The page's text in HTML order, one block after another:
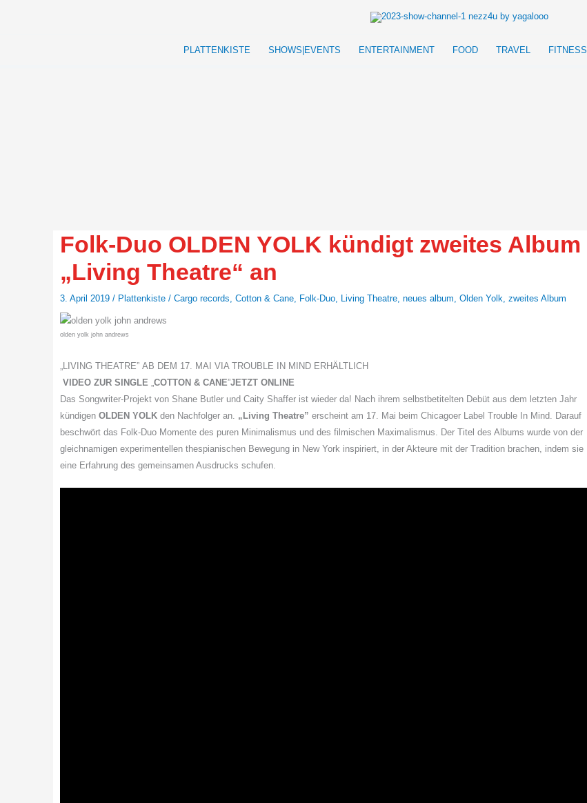
PLATTENKISTE
SHOWS|EVENTS ENTERTAINMENT FOOD TRAVEL FITNESS
Folk-Duo OLDEN YOLK kündigt zweites Album
„Living Theatre“ an
3. April 2019 / Plattenkiste / Cargo records, Cotton & Cane, Folk-Duo, Living Theatre, neues album, Olden Yolk, zweites Album
olden yolk john andrews
„LIVING THEATRE” AB DEM 17. MAI VIA TROUBLE IN MIND ERHÄLTLICH
VIDEO ZUR SINGLE COTTON & CANE”JETZT ONLINE
Das Songwriter-Projekt von Shane Butler und Caity Shaffer ist wieder da! Nach ihrem selbstbetitelten Debüt aus dem letzten Jahr
kündigen OLDEN YOLK den Nachfolger an. „Living Theatre” erscheint am 17. Mai beim Chicagoer Label Trouble In Mind. Darauf
beschwört das Folk-Duo Momente des puren Minimalismus und des filmischen Maximalismus. Der Titel des Albums wurde von der
gleichnamigen experimentellen thespianischen Bewegung in New York inspiriert, in der Akteure mit der Tradition brachen, indem sie
eine Erfahrung des gemeinsamen Ausdrucks schufen.